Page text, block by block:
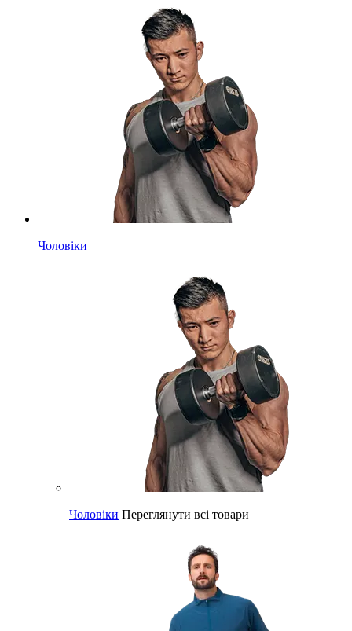
Чоловіки
Чоловіки Переглянути всі товари